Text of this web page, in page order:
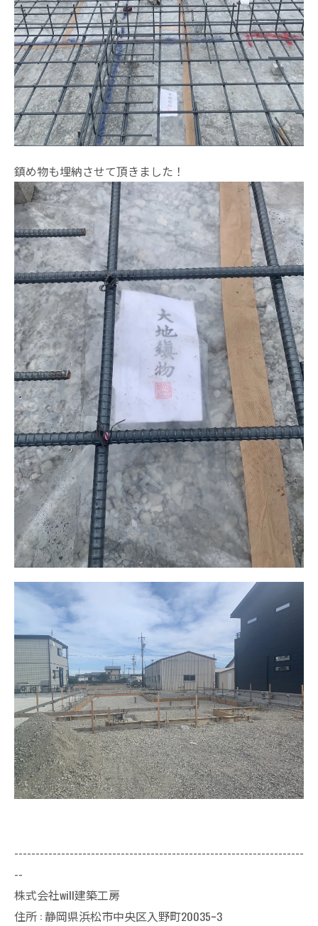
鎮め物も埋納させて頂きました！
--------------------------------------------------------------------
--
株式会社will建築工房
住所 : 静岡県浜松市中央区入野町20035ｰ3